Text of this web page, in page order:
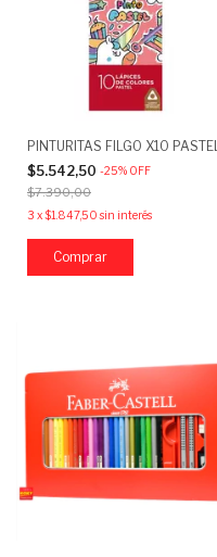
PINTURITAS FILGO X10 PASTEL
$5.542,50 -25% OFF
$7.390,00
3 x$1.847,50 sin interés